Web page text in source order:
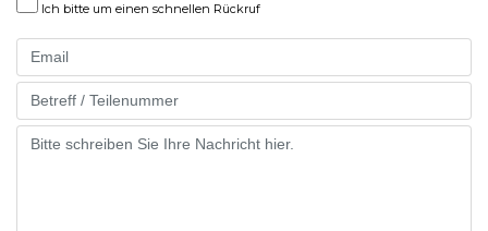
Ich bitte um einen schnellen Rückruf
Email
Part
Message